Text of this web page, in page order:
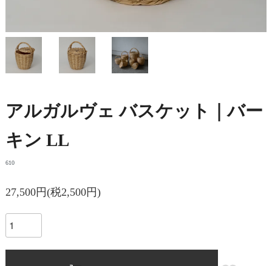
アルガルヴェ バスケット｜バー
キン LL
610
27,500円(税2,500円)